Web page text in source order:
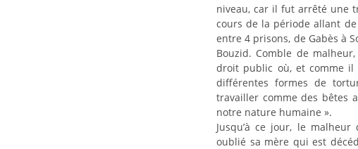
niveau, car il fut arrêté une
cours de la période allant de
entre 4 prisons, de Gabès à
Bouzid. Comble de
droit public où, et comme il
différentes formes de
travailler comme des bêtes
notre nature humaine ».
Jusqu’à ce jour, le
oublié sa mère qui est